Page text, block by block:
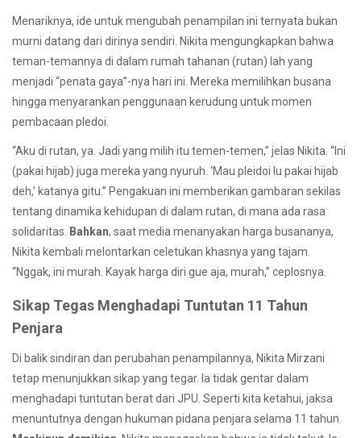
Menariknya, ide untuk mengubah penampilan ini ternyata bukan
murni datang dari dirinya sendiri. Nikita mengungkapkan bahwa
teman-temannya di dalam rumah tahanan (rutan) lah yang
menjadi “penata gaya”-nya hari ini. Mereka memilihkan busana
hingga menyarankan penggunaan kerudung untuk momen
pembacaan pledoi.
“Aku di rutan, ya. Jadi yang milih itu temen-temen,” jelas Nikita. “Ini
(pakai hijab) juga mereka yang nyuruh. ‘Mau pleidoi lu pakai hijab
deh,’ katanya gitu.” Pengakuan ini memberikan gambaran sekilas
tentang dinamika kehidupan di dalam rutan, di mana ada rasa
solidaritas. Bahkan, saat media menanyakan harga busananya,
Nikita kembali melontarkan celetukan khasnya yang tajam.
“Nggak, ini murah. Kayak harga diri gue aja, murah,” ceplosnya.
Sikap Tegas Menghadapi Tuntutan 11 Tahun
Penjara
Di balik sindiran dan perubahan penampilannya, Nikita Mirzani
tetap menunjukkan sikap yang tegar. Ia tidak gentar dalam
menghadapi tuntutan berat dari JPU. Seperti kita ketahui, jaksa
menuntutnya dengan hukuman pidana penjara selama 11 tahun.